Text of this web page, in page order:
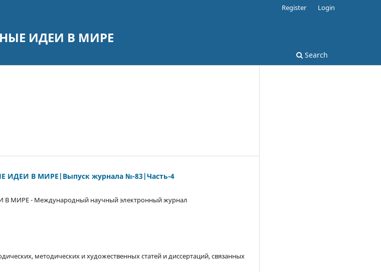
ИДЕИ В МИРЕ
Search
Register Login
В МИРЕ|Выпуск журнала №-83|Часть-4
- Международный научный электронный журнал
методических и художественных статей и диссертаций, связанных